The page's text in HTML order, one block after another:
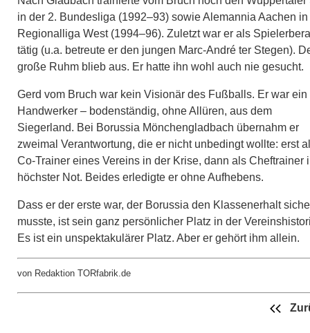
in der 2. Bundesliga (1992–93) sowie Alemannia Aachen in
Regionalliga West (1994–96). Zuletzt war er als
tätig (u.a. betreute er den jungen Marc-André ter Stegen).
große Ruhm blieb aus. Er hatte ihn wohl auch nie gesucht.
Gerd vom Bruch war kein Visionär des Fußballs. Er war ein
Handwerker – bodenständig, ohne Allüren, aus dem
Siegerland. Bei Borussia Mönchengladbach übernahm er
zweimal Verantwortung, die er nicht unbedingt wollte: erst
Co-Trainer eines Vereins in der Krise, dann als Cheftrainer
höchster Not. Beides erledigte er ohne Aufhebens.
Dass er der erste war, der Borussia den Klassenerhalt
musste, ist sein ganz persönlicher Platz in der
Es ist ein unspektakulärer Platz. Aber er gehört ihm allein.
von Redaktion TORfabrik.de